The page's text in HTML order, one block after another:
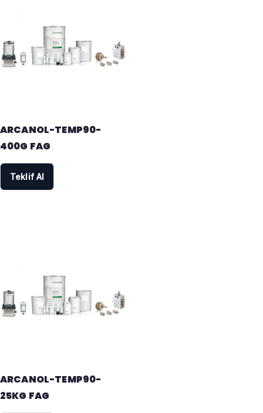
ARCANOL-TEMP90-
400G FAG
Teklif Al
ARCANOL-TEMP90-
25KG FAG